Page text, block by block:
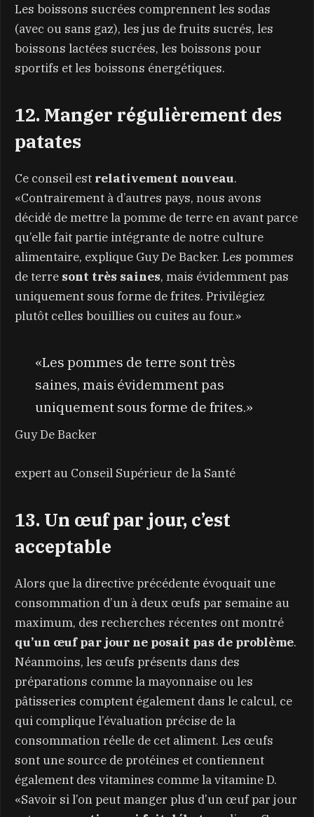
Les boissons sucrées comprennent les sodas
(avec ou sans gaz), les jus de fruits sucrés, les
boissons lactées sucrées, les boissons pour
sportifs et les boissons énergétiques.
12. Manger régulièrement des
patates
Ce conseil est relativement nouveau.
«Contrairement à d’autres pays, nous avons
décidé de mettre la pomme de terre en avant parce
qu’elle fait partie intégrante de notre culture
alimentaire, explique Guy De Backer. Les pommes
de terre sont très saines, mais évidemment pas
uniquement sous forme de frites. Privilégiez
plutôt celles bouillies ou cuites au four.»
«Les pommes de terre sont très
saines, mais évidemment pas
uniquement sous forme de frites.»
Guy De Backer
expert au Conseil Supérieur de la Santé
13. Un œuf par jour, c’est
acceptable
Alors que la directive précédente évoquait une
consommation d’un à deux œufs par semaine au
maximum, des recherches récentes ont montré
qu’un œuf par jour ne posait pas de problème.
Néanmoins, les œufs présents dans des
préparations comme la mayonnaise ou les
pâtisseries comptent également dans le calcul, ce
qui complique l’évaluation précise de la
consommation réelle de cet aliment. Les œufs
sont une source de protéines et contiennent
également des vitamines comme la vitamine D.
«Savoir si l’on peut manger plus d’un œuf par jour